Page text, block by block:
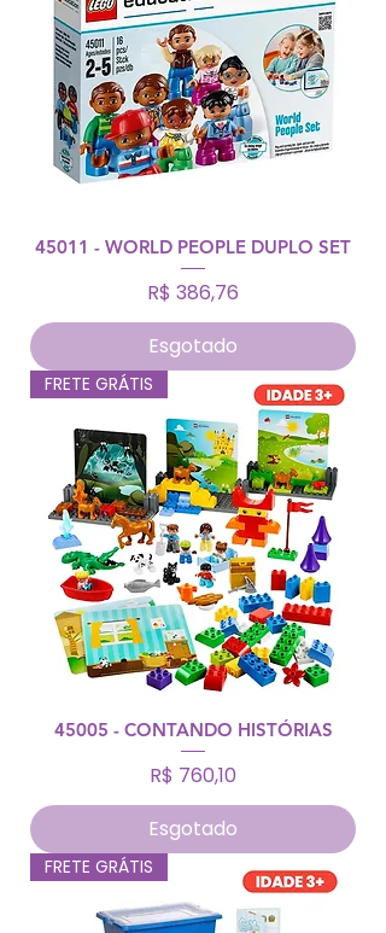
45011 - WORLD PEOPLE DUPLO SET
Preço
R$ 386,76
Esgotado
FRETE GRÁTIS
45005 - CONTANDO HISTÓRIAS
Preço
R$ 760,10
Esgotado
FRETE GRÁTIS